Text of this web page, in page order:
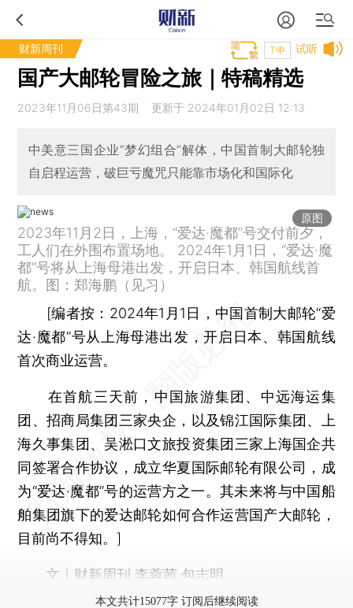
财新周刊 试听
T中
国产大邮轮冒险之旅｜特稿精选
2023年11月06日第43期 更新于 2024年01月02日 12:13
中美意三国企业“梦幻组合”解体，中国首制大邮轮独
自启程运营，破巨亏魔咒只能靠市场化和国际化
原图
2023年11月2日，上海，“爱达·魔都”号交付前夕，
工人们在外围布置场地。 2024年1月1日，“爱达·魔
都”号将从上海母港出发，开启日本、韩国航线首
航。图：郑海鹏（见习）
[编者按： 2024年1月1日，中国首制大邮轮“爱
达·魔都”号从上海母港出发，开启日本、韩国航线
首次商业运营。
在首航三天前，中国旅游集团、中远海运集
团、招商局集团三家央企，以及锦江国际集团、上
海久事集团、吴淞口文旅投资集团三家上海国企共
同签署合作协议，成立华夏国际邮轮有限公司，成
为“爱达·魔都”号的运营方之一。其未来将与中国船
舶集团旗下的爱达邮轮如何合作运营国产大邮轮，
目前尚不得知。]
文｜财新周刊 李蓉茜 包志明
本文共计15077字 订阅后继续阅读